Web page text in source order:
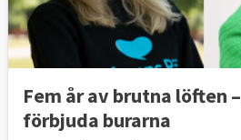
Fem år av brutna löften
förbjuda burarna